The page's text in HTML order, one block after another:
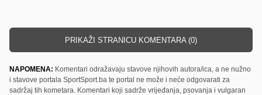
PRIKAŽI STRANICU KOMENTARA (0)
NAPOMENA: Komentari odražavaju stavove njihovih autora/ica, a ne nužno
i stavove portala SportSport.ba te portal ne može i neće odgovarati za
sadržaj tih kometara. Komentari koji sadrže vrijeđanja, psovanja i vulgaran